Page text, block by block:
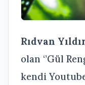
Rıdvan
olan ‘’Gül
kendi